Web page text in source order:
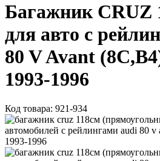
Багажник CRUZ
для авто с
80 V Avant
1993-1996
Код товара: 921-934